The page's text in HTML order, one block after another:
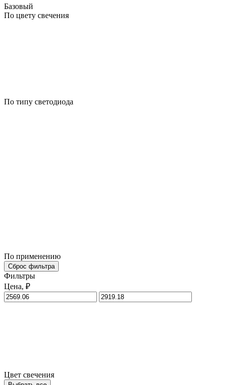
Базовый
По цвету свечения
По типу светодиода
По применению
Сброс фильтра
Фильтры
Цена, ₽
Цвет свечения